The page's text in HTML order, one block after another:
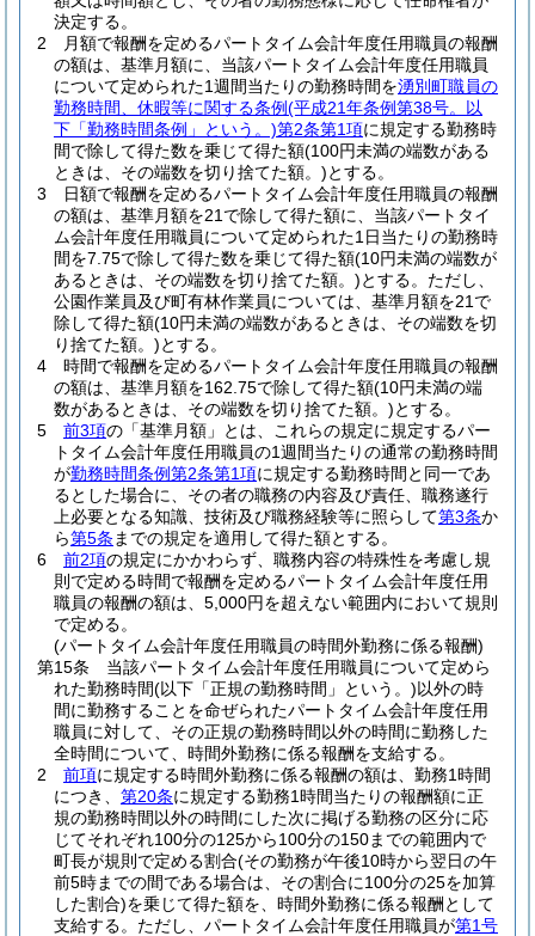
決定する。
2
月額で報酬を定めるパートタイム会計年度任用職員の報酬
の額は、基準月額に、当該パートタイム会計年度任用職員
について定められた1週間当たりの勤務時間を湧別町職員の
勤務時間、休暇等に関する条例(平成21年条例第38号。以
下「勤務時間条例」という。)第2条第1項に規定する勤務時
間で除して得た数を乗じて得た額(100円未満の端数がある
ときは、その端数を切り捨てた額。)とする。
3
日額で報酬を定めるパートタイム会計年度任用職員の報酬
の額は、基準月額を21で除して得た額に、当該パートタイ
ム会計年度任用職員について定められた1日当たりの勤務時
間を7.75で除して得た数を乗じて得た額(10円未満の端数が
あるときは、その端数を切り捨てた額。)とする。 ただし、
公園作業員及び町有林作業員については、基準月額を21で
除して得た額(10円未満の端数があるときは、その端数を切
り捨てた額。)とする。
4
時間で報酬を定めるパートタイム会計年度任用職員の報酬
の額は、基準月額を162.75で除して得た額(10円未満の端
数があるときは、その端数を切り捨てた額。)とする。
5
前3項の「基準月額」とは、これらの規定に規定するパー
トタイム会計年度任用職員の1週間当たりの通常の勤務時間
が勤務時間条例第2条第1項に規定する勤務時間と同一であ
るとした場合に、その者の職務の内容及び責任、職務遂行
上必要となる知識、技術及び職務経験等に照らして第3条か
ら第5条 までの規定を適用して得た額とする。
6
前2項の規定にかかわらず、職務内容の特殊性を考慮し規
則で定める時間で報酬を定めるパートタイム会計年度任用
職員の報酬の額は、5,000円を超えない範囲内において規則
で定める。
(パートタイム会計年度任用職員の時間外勤務に係る報酬)
第15条
当該パートタイム会計年度任用職員について定めら
れた勤務時間(以下「正規の勤務時間」という。)以外の時
間に勤務することを命ぜられたパートタイム会計年度任用
職員に対して、その正規の勤務時間以外の時間に勤務した
全時間について、時間外勤務に係る報酬を支給する。
2
前項に規定する時間外勤務に係る報酬の額は、勤務1時間
につき、 第20条に規定する勤務1時間当たりの報酬額に正
規の勤務時間以外の時間にした次に掲げる勤務の区分に応
じてそれぞれ100分の125から100分の150までの範囲内で
町長が規則で定める割合(その勤務が午後10時から翌日の午
前5時までの間である場合は、その割合に100分の25を加算
した割合)を乗じて得た額を、時間外勤務に係る報酬として
支給する。 ただし、パートタイム会計年度任用職員が第1号